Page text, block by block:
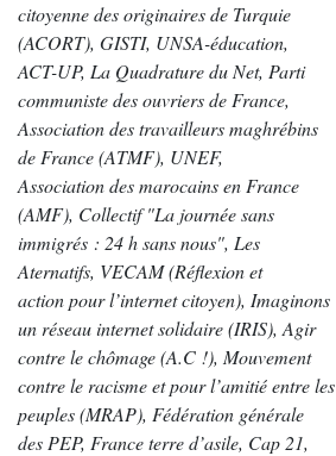
citoyenne des originaires de Turquie
(ACORT), GISTI, UNSA-éducation,
ACT-UP, La Quadrature du Net, Parti
communiste des ouvriers de France,
Association des travailleurs maghrébins
de France (ATMF), UNEF,
Association des marocains en France
(AMF), Collectif "La journée sans
immigrés : 24 h sans nous", Les
Aternatifs, VECAM (Réflexion et
action pour l’internet citoyen), Imaginons
un réseau internet solidaire (IRIS), Agir
contre le chômage (A.C !), Mouvement
contre le racisme et pour l’amitié entre les
peuples (MRAP), Fédération générale
des PEP, France terre d’asile, Cap 21,